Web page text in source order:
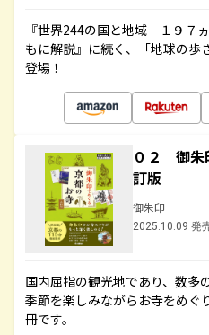
『世界244の国と地域 １９７
もに解説』に続く、「地球の歩
登場！
０２ 御朱
訂版
御朱印
2025.10.09 発
国内屈指の観光地であり、数多
季節を楽しみながらお寺をめぐ
冊です。